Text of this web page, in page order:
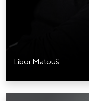
Libor Matouš